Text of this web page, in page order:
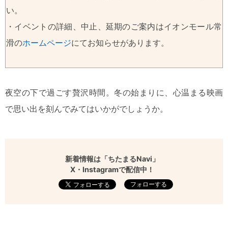
い。
・イベントの詳細、中止、延期のご案内はイオンモール常
滑のホームページにてお知らせがあります。
夜空の下で過ごす贅沢時間。冬の始まりに、心温まる映画
で思い出を刻んでみてはいかがでしょうか。
新着情報は「ちたまるNavi」
X・Instagramで配信中！
フォローする